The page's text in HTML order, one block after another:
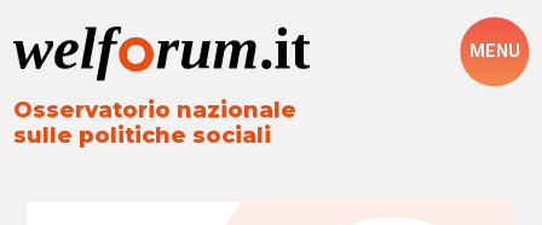
Osservatorio nazionale
sulle politiche sociali
MENU